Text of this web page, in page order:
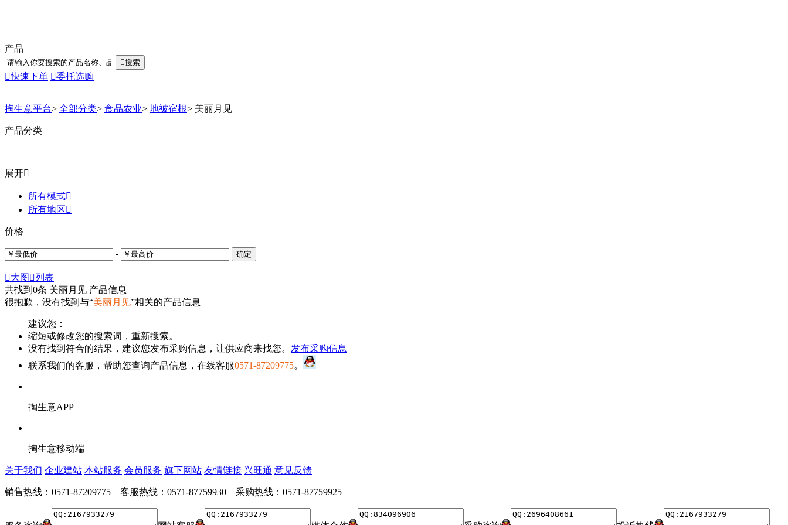
产品
搜索
快速下单 委托选购
掏生意平台> 全部分类> 食品农业> 地被宿根> 美丽月见
产品分类
展开
所有模式
所有地区
价格
- 确定
大图 列表
共找到 0条 美丽月见 产品信息
很抱歉，没有找到与“美丽月见”相关的产品信息
建议您：
缩短或修改您的搜索词，重新搜索。
没有找到符合的结果，建议您发布采购信息，让供应商来找您。 发布采购信息
联系我们的客服，帮助您查询产品信息，在线客服0571-87209775。
掏生意APP
掏生意移动端
关于我们 企业建站 本站服务 会员服务 旗下网站 友情链接 兴旺通 意见反馈
销售热线：0571-87209775 客服热线：0571-87759930 采购热线：0571-87759925